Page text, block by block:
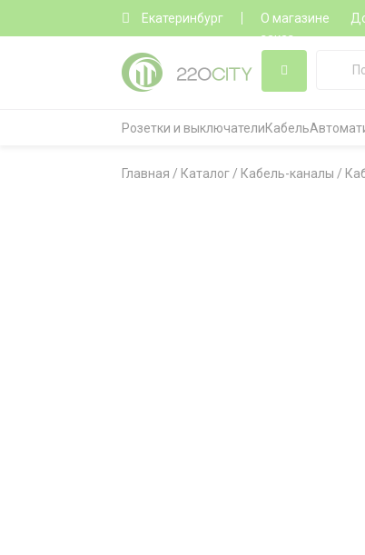
Екатеринбург О магазине
заказ
Розетки и выключателиКабель
Главная / Каталог / Кабель-каналы /